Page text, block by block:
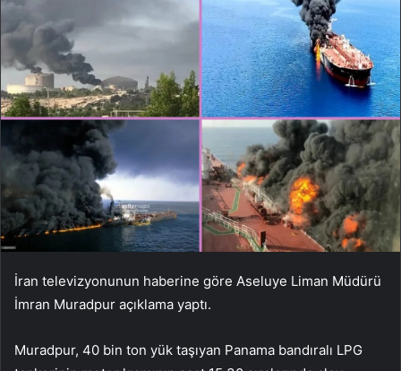
İran televizyonunun haberine göre Aseluye Liman Müdürü
İmran Muradpur açıklama yaptı.
Muradpur, 40 bin ton yük taşıyan Panama bandıralı LPG